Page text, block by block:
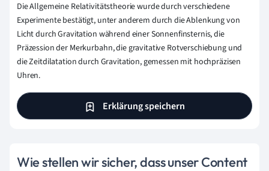
Die Allgemeine Relativitätstheorie wurde durch verschiedene
Experimente bestätigt, unter anderem durch die Ablenkung von
Licht durch Gravitation während einer Sonnenfinsternis, die
Präzession der Merkurbahn, die gravitative Rotverschiebung und
die Zeitdilatation durch Gravitation, gemessen mit hochpräzisen
Uhren.
Erklärung speichern
Wie stellen wir sicher, dass unser Content